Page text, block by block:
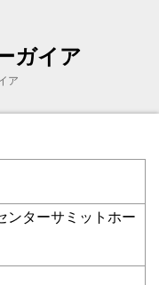
ガイア
ア
ンターサミットホー